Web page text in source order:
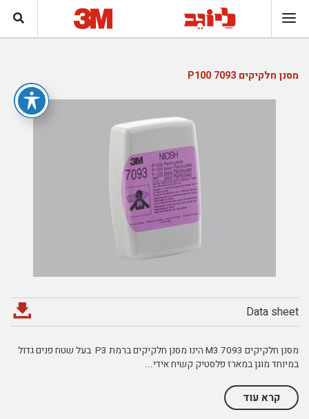
מסנן חלקיקים 7093 P100
Data sheet
מסנן חלקיקים 7093 M3 הינו מסנן חלקיקים ברמת P3 בעל שטח פנים גדול
במיוחד מוגן במארז פלסטיק קשיח אידי...
קרא עוד